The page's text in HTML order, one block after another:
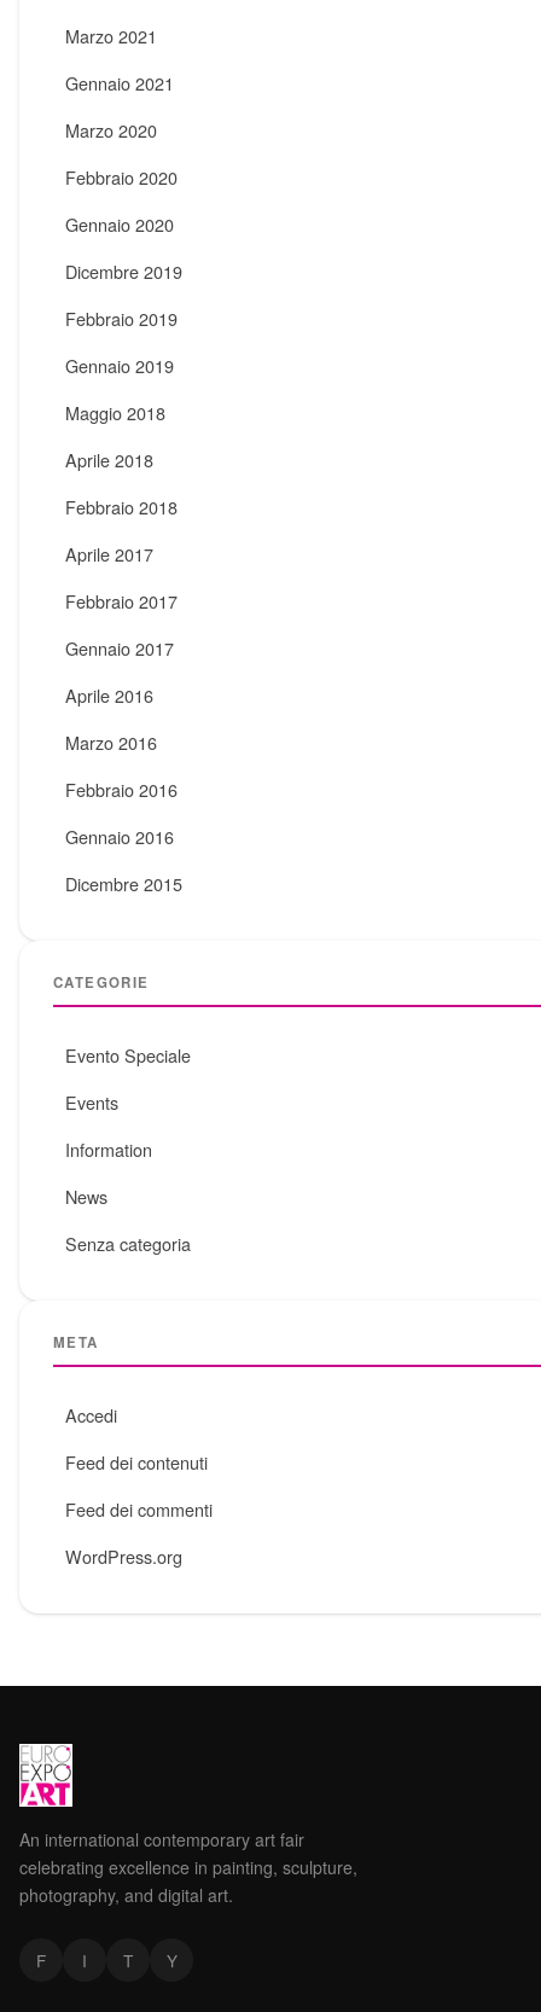
Marzo 2021
Gennaio 2021
Marzo 2020
Febbraio 2020
Gennaio 2020
Dicembre 2019
Febbraio 2019
Gennaio 2019
Maggio 2018
Aprile 2018
Febbraio 2018
Aprile 2017
Febbraio 2017
Gennaio 2017
Aprile 2016
Marzo 2016
Febbraio 2016
Gennaio 2016
Dicembre 2015
CATEGORIE
Evento Speciale
Events
Information
News
Senza categoria
META
Accedi
Feed dei contenuti
Feed dei commenti
WordPress.org
An international contemporary art fair
celebrating excellence in painting, sculpture,
photography, and digital art.
F I T Y